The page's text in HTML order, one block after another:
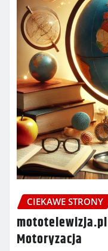
CIEKAWE STRONY
Motoryzacja